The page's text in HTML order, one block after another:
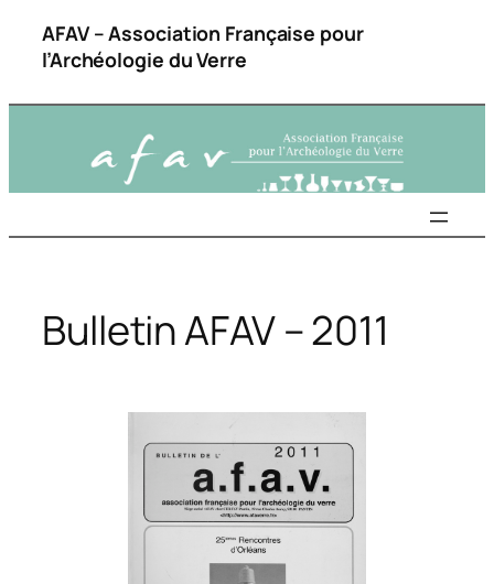
Aller
contenu
AFAV – Association Française pour
l’Archéologie du Verre
Bulletin AFAV – 2011